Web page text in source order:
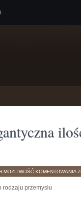
MOŻLIWOŚĆ KOMENTOWANIA
przemysłu